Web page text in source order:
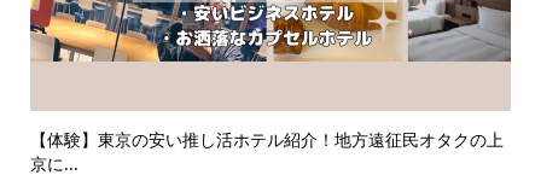
【体験】東京の安い推し活ホテル紹介！地方遠征民オタクの上
京に...